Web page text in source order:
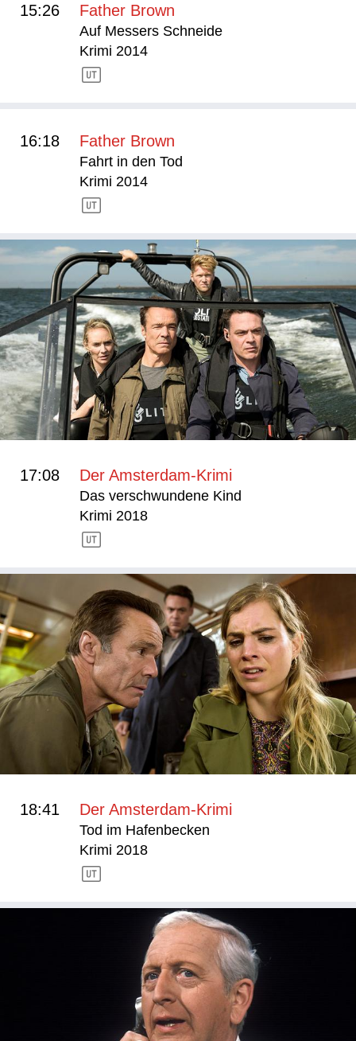
15:26 Father Brown
Auf Messers Schneide
Krimi 2014
16:18 Father Brown
Fahrt in den Tod
Krimi 2014
17:08 Der Amsterdam-Krimi
Das verschwundene Kind
Krimi 2018
18:41 Der Amsterdam-Krimi
Tod im Hafenbecken
Krimi 2018